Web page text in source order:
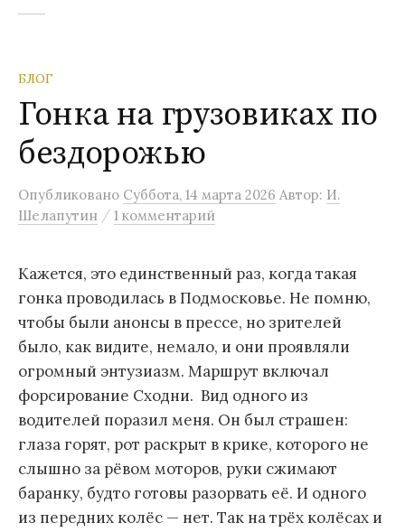
БЛОГ
Гонка на грузовиках по
бездорожью
Опубликовано Суббота, 14 марта 2026 Автор: И.
Шелапутин / 1 комментарий
Кажется, это единственный раз, когда такая
гонка проводилась в Подмосковье. Не помню,
чтобы были анонсы в прессе, но зрителей
было, как видите, немало, и они проявляли
огромный энтузиазм. Маршрут включал
форсирование Сходни. Вид одного из
водителей поразил меня. Он был страшен:
глаза горят, рот раскрыт в крике, которого не
слышно за рёвом моторов, руки сжимают
баранку, будто готовы разорвать её. И одного
из передних колёс — нет. Так на трёх колёсах и